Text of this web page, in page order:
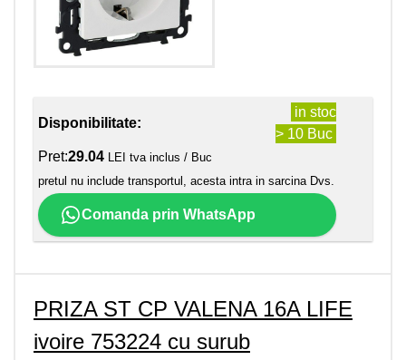
Disponibilitate:
in stoc
> 10 Buc
Pret:29.04 LEI tva inclus / Buc
pretul nu include transportul, acesta intra in sarcina Dvs.
Comanda prin WhatsApp
PRIZA ST CP VALENA 16A LIFE
ivoire 753224 cu surub